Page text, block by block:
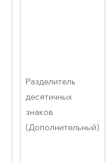
Разделитель
десятичных
знаков
(Дополнительный)